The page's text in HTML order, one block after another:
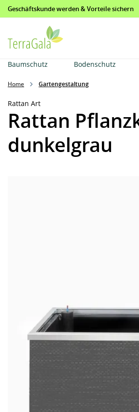
Zur Hauptnavigation springen
Geschäftskunde werden & Vorteile sichern
Baumschutz Bodenschutz
Home Gartengestaltung
Rattan Art
Rattan
dunkelgrau